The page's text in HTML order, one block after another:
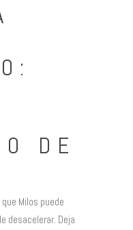
DE
Milos puede
desacelerar. Deja